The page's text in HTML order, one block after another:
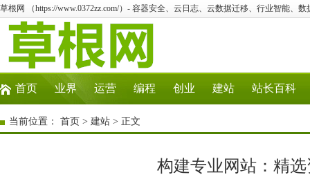
草根网 （https://www.0372zz.com/）- 容器安全、云日志、云数据迁移、行业智能、数
首页 业界 运营 编程 创业 建站 站长百科
当前位置： 首页 > 建站 > 正文
构建专业网站：精